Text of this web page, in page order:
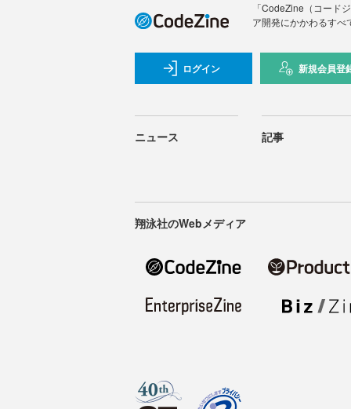
「CodeZine（コード
ア開発にかかわるす
ログイン 新規会員登
ニュース 記事
翔泳社のWebメディア